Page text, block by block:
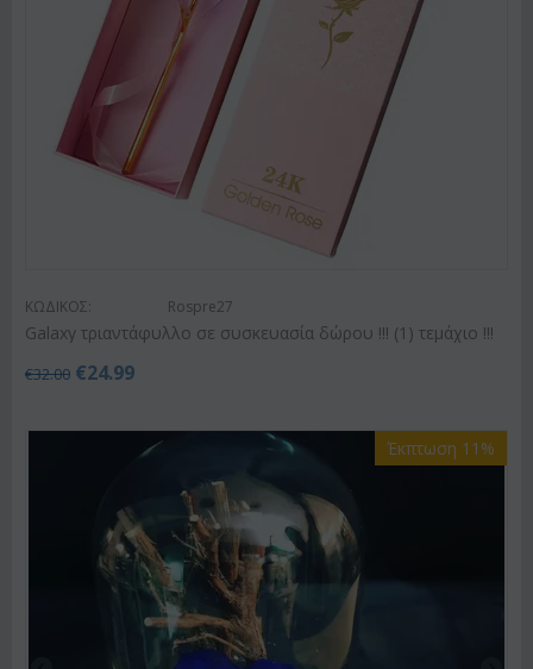
ΚΩΔΙΚΟΣ: Rospre27
Galaxy τριαντάφυλλο σε συσκευασία δώρου !!! (1) τεμάχιo !!!
€32.00 €24.99
Έκπτωση 11%